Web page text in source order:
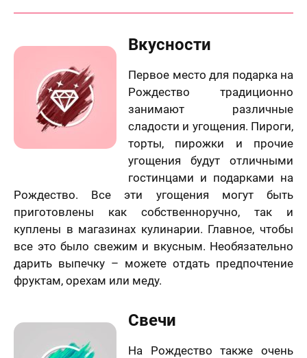
Вкусности
Первое место для подарка на
Рождество традиционно
занимают различные
сладости и угощения. Пироги,
торты, пирожки и прочие
угощения будут отличными
гостинцами и подарками на
Рождество. Все эти угощения могут быть
приготовлены как собственноручно, так и
куплены в магазинах кулинарии. Главное, чтобы
все это было свежим и вкусным. Необязательно
дарить выпечку – можете отдать предпочтение
фруктам, орехам или меду.
Свечи
На Рождество также очень